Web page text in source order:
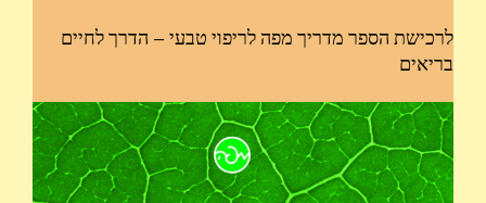
לרכישת הספר מדריך מפה לריפוי טבעי – הדרך לחיים
בריאים